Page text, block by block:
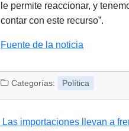
le permite reaccionar, y
contar con este recurso”.
Fuente de la noticia
Categorías: Política
Las importaciones llevan a